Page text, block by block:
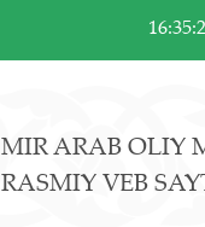
MIR ARAB OLIY
RASMIY VEB